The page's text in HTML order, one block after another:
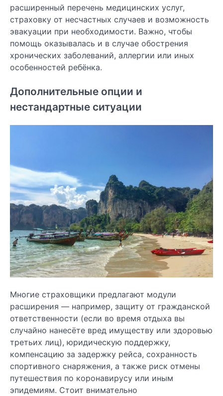
расширенный перечень медицинских услуг,
страховку от несчастных случаев и возможность
эвакуации при необходимости. Важно, чтобы
помощь оказывалась и в случае обострения
хронических заболеваний, аллергии или иных
особенностей ребёнка.
Дополнительные опции и
нестандартные ситуации
Многие страховщики предлагают модули
расширения — например, защиту от гражданской
ответственности (если во время отдыха вы
случайно нанесёте вред имуществу или здоровью
третьих лиц), юридическую поддержку,
компенсацию за задержку рейса, сохранность
спортивного снаряжения, а также риск отмены
путешествия по коронавирусу или иным
эпидемиям. Стоит внимательно